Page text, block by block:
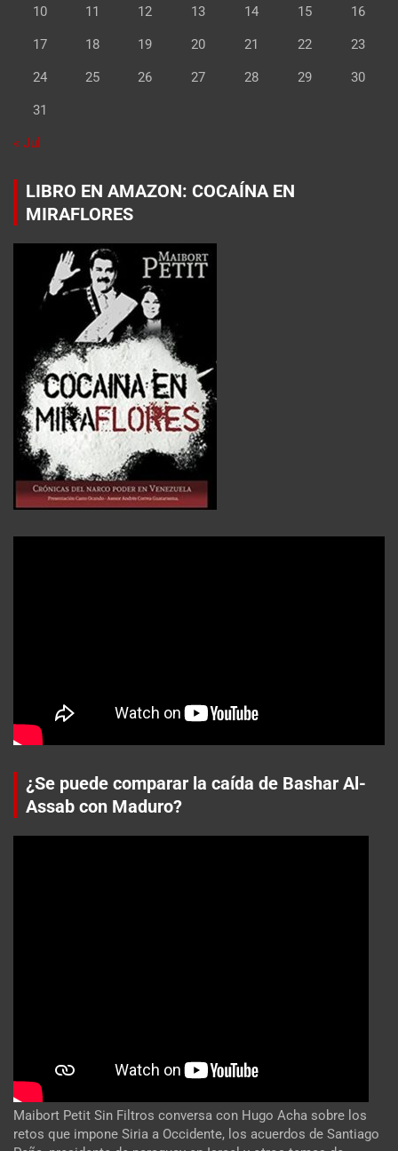
10 11 12 13 14 15 16
17 18 19 20 21 22 23
24 25 26 27 28 29 30
31
« Jul
LIBRO EN AMAZON: COCAÍNA EN
MIRAFLORES
¿Se puede comparar la caída de Bashar Al-
Assab con Maduro?
Maibort Petit Sin Filtros conversa con Hugo Acha sobre los
retos que impone Siria a Occidente, los acuerdos de Santiago